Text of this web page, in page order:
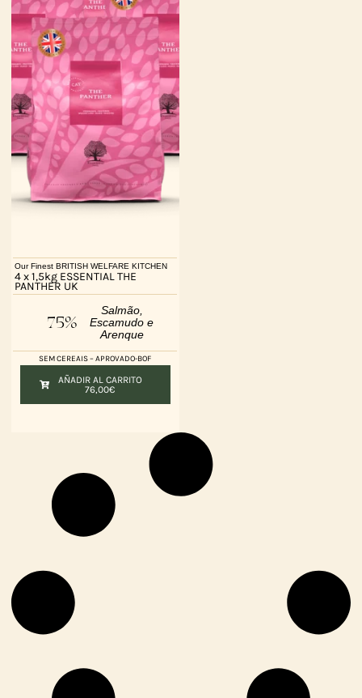
Our Finest BRITISH WELFARE KITCHEN
4 x 1,5kg ESSENTIAL THE
PANTHER UK
75%
Salmão,
Escamudo e
Arenque
SEM CEREAIS – APROVADO-BOF
AÑADIR AL CARRITO
76,00€